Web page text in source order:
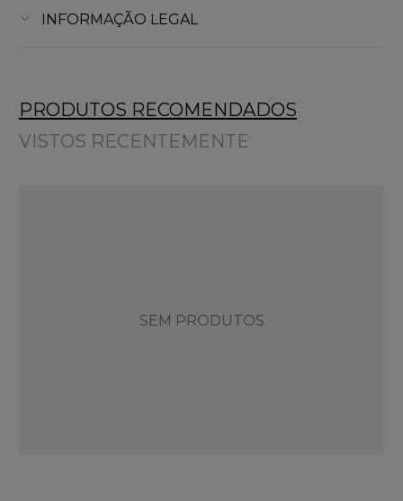
INFORMAÇÃO LEGAL
PRODUTOS RECOMENDADOS
VISTOS RECENTEMENTE
SEM PRODUTOS